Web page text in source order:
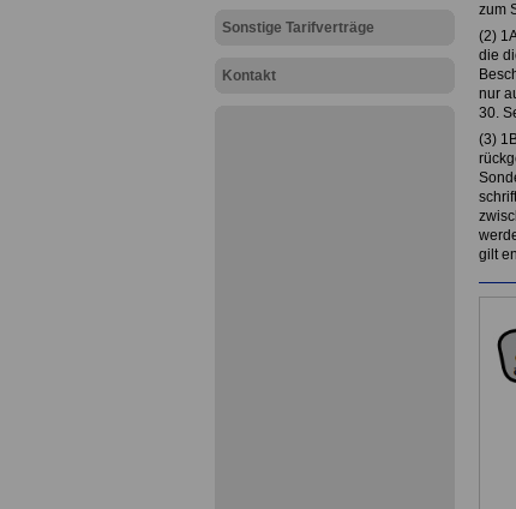
Sonstige Tarifverträge
Kontakt
zum
(2)
die
nur
30.
(3)
gilt